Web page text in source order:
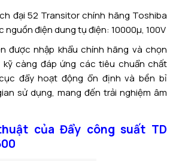
đại 52 Transitor chính hãng Toshiba
nguồn điện dung tụ điện: 10000µ, 100V
được nhập khẩu chính hãng và chọn
kỹ càng đáp ứng các tiêu chuẩn chất
đẩy hoạt động ổn định và bền bỉ
sử dụng, mang đến trải nghiệm âm
của Đẩy công suất TD